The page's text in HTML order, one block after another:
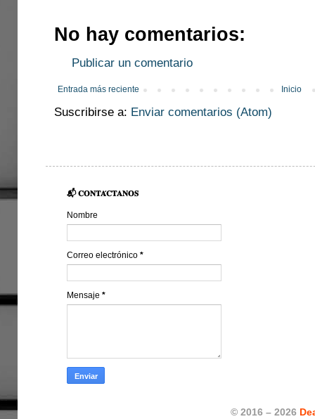
No hay comentarios:
Publicar un comentario
Entrada más reciente Inicio
Suscribirse a: Enviar comentarios (Atom)
📬 𝐂𝐎𝐍𝐓𝐀́𝐂𝐓𝐀𝐍𝐎𝐒
Nombre
Correo electrónico *
Mensaje *
© 2016 – 2026